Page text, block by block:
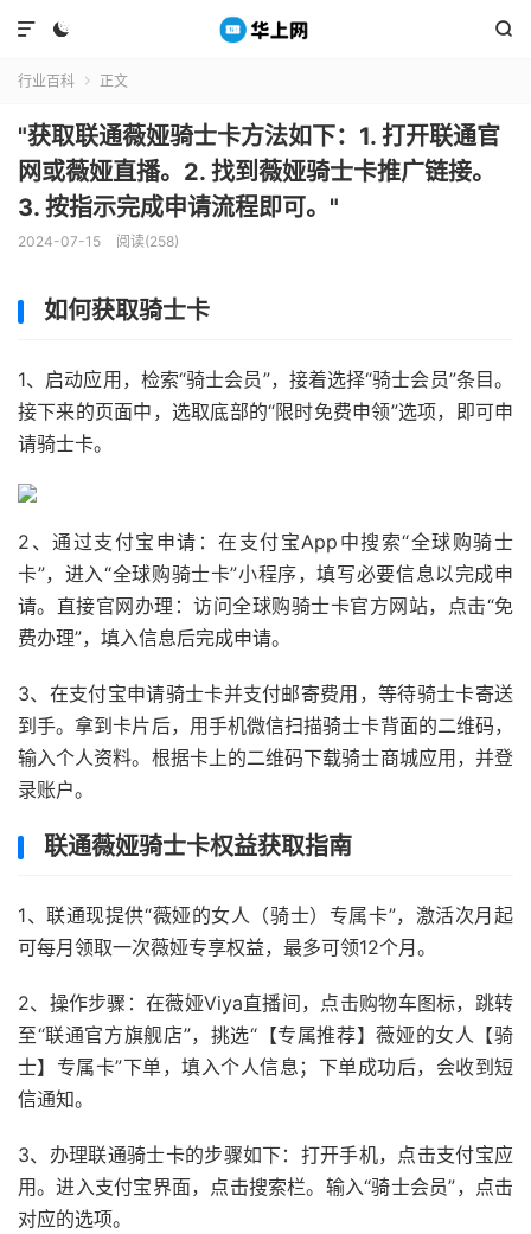
 

行业百科  正文
"获取联通薇娅骑士卡方法如下：1. 打开联通官
网或薇娅直播。2. 找到薇娅骑士卡推广链接。
3. 按指示完成申请流程即可。"
2024-07-15 阅读(258)
如何获取骑士卡
1、启动应用，检索“骑士会员”，接着选择“骑士会员”条目。
接下来的页面中，选取底部的“限时免费申领”选项，即可申
请骑士卡。
2、通过支付宝申请：在支付宝App中搜索“全球购骑士
卡”，进入“全球购骑士卡”小程序，填写必要信息以完成申
请。直接官网办理：访问全球购骑士卡官方网站，点击“免
费办理”，填入信息后完成申请。
3、在支付宝申请骑士卡并支付邮寄费用，等待骑士卡寄送
到手。拿到卡片后，用手机微信扫描骑士卡背面的二维码，
输入个人资料。根据卡上的二维码下载骑士商城应用，并登
录账户。
联通薇娅骑士卡权益获取指南
1、联通现提供“薇娅的女人（骑士）专属卡”，激活次月起
可每月领取一次薇娅专享权益，最多可领12个月。
2、操作步骤：在薇娅Viya直播间，点击购物车图标，跳转
至“联通官方旗舰店”，挑选“【专属推荐】薇娅的女人【骑
士】专属卡”下单，填入个人信息；下单成功后，会收到短
信通知。
3、办理联通骑士卡的步骤如下：打开手机，点击支付宝应
用。进入支付宝界面，点击搜索栏。输入“骑士会员”，点击
对应的选项。